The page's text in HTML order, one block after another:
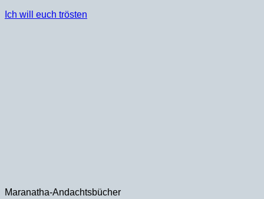
Ich will euch trösten
Maranatha-Andachtsbücher